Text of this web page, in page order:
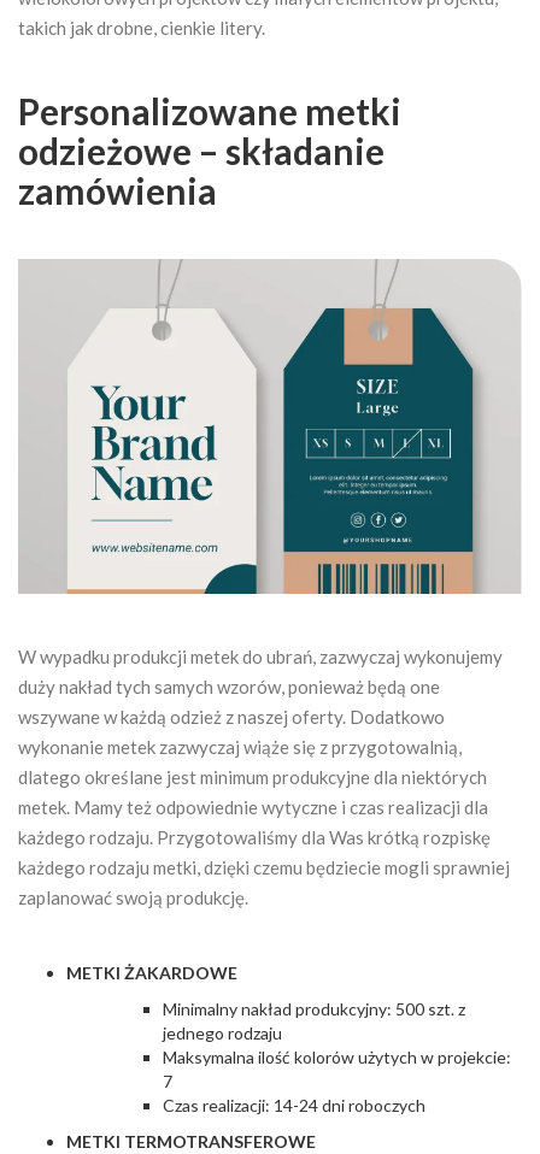
takich jak drobne, cienkie litery.
Personalizowane metki
odzieżowe – składanie
zamówienia
W wypadku produkcji metek do ubrań, zazwyczaj wykonujemy
duży nakład tych samych wzorów, ponieważ będą one
wszywane w każdą odzież z naszej oferty. Dodatkowo
wykonanie metek zazwyczaj wiąże się z przygotowalnią,
dlatego określane jest minimum produkcyjne dla niektórych
metek. Mamy też odpowiednie wytyczne i czas realizacji dla
każdego rodzaju. Przygotowaliśmy dla Was krótką rozpiskę
każdego rodzaju metki, dzięki czemu będziecie mogli sprawniej
zaplanować swoją produkcję.
METKI ŻAKARDOWE
Minimalny nakład produkcyjny: 500 szt. z
jednego rodzaju
Maksymalna ilość kolorów użytych w projekcie:
7
Czas realizacji: 14-24 dni roboczych
METKI TERMOTRANSFEROWE